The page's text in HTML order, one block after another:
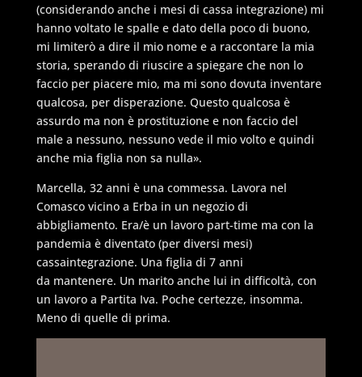
(considerando anche i mesi di cassa integrazione) mi
hanno voltato le spalle e dato della poco di buono,
mi limiterò a dire il mio nome e a raccontare la mia
storia, sperando di riuscire a spiegare che non lo
faccio per piacere mio, ma mi sono dovuta inventare
qualcosa, per disperazione. Questo qualcosa è
assurdo ma non è prostituzione e non faccio del
male a nessuno, nessuno vede il mio volto e quindi
anche mia figlia non sa nulla».
Marcella, 32 anni è una commessa. Lavora nel
Comasco vicino a Erba in un negozio di
abbigliamento. Era/è un lavoro part-time ma con la
pandemia è diventato (per diversi mesi)
cassaintegrazione. Una figlia di 7 anni
da mantenere. Un marito anche lui in difficoltà, con
un lavoro a Partita Iva. Poche certezze, insomma.
Meno di quelle di prima.